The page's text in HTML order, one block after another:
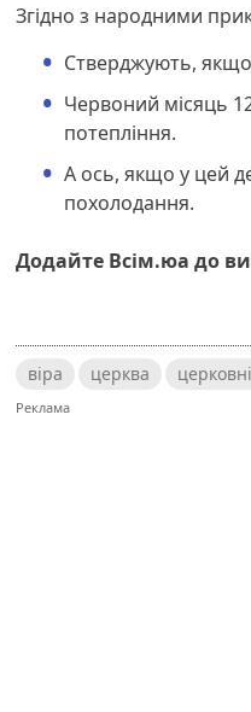
Згідно з народними
Стверджують,
Червоний місяць
потепління.
А ось, якщо у цей
похолодання.
Додайте Всім.юа до
віра церква